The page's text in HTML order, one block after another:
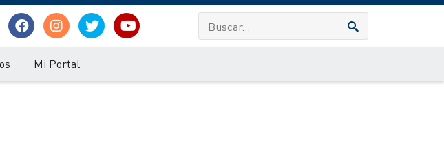
Mi Portal